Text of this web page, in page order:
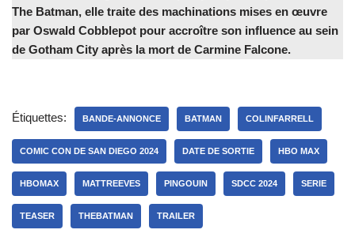
The Batman, elle traite des machinations mises en œuvre
par Oswald Cobblepot pour accroître son influence au sein
de Gotham City après la mort de Carmine Falcone.
Étiquettes: BANDE-ANNONCE BATMAN COLINFARRELL
COMIC CON DE SAN DIEGO 2024 DATE DE SORTIE HBO MAX
HBOMAX MATTREEVES PINGOUIN SDCC 2024 SERIE
TEASER THEBATMAN TRAILER